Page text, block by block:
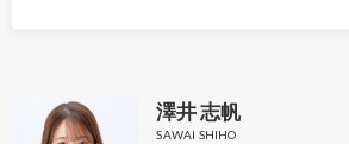
澤井 志帆
SAWAI SHIHO